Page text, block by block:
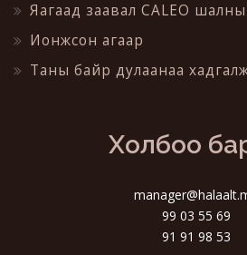
Яагаад заавал CALEO шалны
Ионжсон агаар
Таны байр дулаанаа
Холбоо
99 03 55 69
91 91 98 53